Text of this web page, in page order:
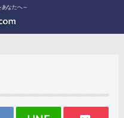
なたへ～